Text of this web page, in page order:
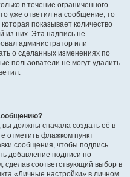
в течение ограниченного
уже ответил на сообщение, то
показывает количество
из них. Эта надпись не
администратор или
о сделанных изменениях по
пользователи не могут удалить
должны сначала создать её в
отметить флажком пункт
сообщения, чтобы подпись
добавление подписи по
соответствующий выбор в
«Личные настройки» в личном